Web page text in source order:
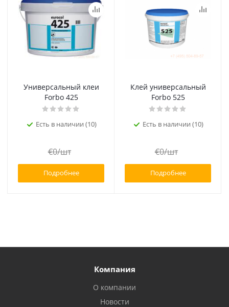
Универсальный клеи
Forbo 425
Есть в наличии (10)
€0/шт
Подробнее
Клей универсальный
Forbo 525
Есть в наличии (10)
€0/шт
Подробнее
Компания
О компании
Новости